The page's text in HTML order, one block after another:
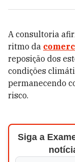
A consultoria
ritmo da
reposição dos
condições
permanecendo
risco.
Siga a